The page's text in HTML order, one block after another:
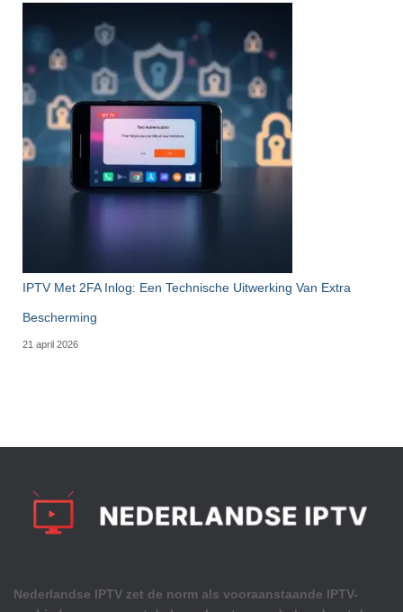
IPTV Met 2FA Inlog: Een Technische Uitwerking Van Extra
Bescherming
21 april 2026
Nederlandse IPTV zet de norm als vooraanstaande IPTV-